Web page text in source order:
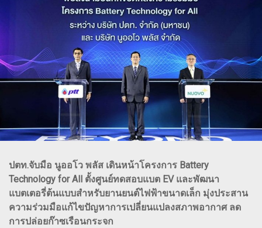
ปตท.จับมือ นูออโว พลัส เดินหน้าโครงการ Battery
Technology for All ตั้งศูนย์ทดสอบแบต EV และพัฒนา
แบตเตอรี่ต้นแบบสำหรับยานยนต์ไฟฟ้าขนาดเล็ก มุ่งประสาน
ความร่วมมือแก้ไขปัญหาการเปลี่ยนแปลงสภาพอากาศ ลด
การปล่อยก๊าซเรือนกระจก